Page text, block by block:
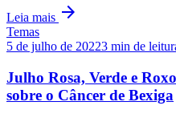
Leia mais arrow_forward
Temas
5 de julho de 20223 min de
Julho Rosa, Verde e
sobre o Câncer de Bexiga